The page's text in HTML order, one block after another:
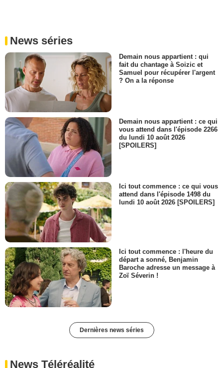
News séries
Demain nous appartient : qui
fait du chantage à Soizic et
Samuel pour récupérer l'argent
? On a la réponse
Demain nous appartient : ce qui
vous attend dans l'épisode 2266
du lundi 10 août 2026
[SPOILERS]
Ici tout commence : ce qui vous
attend dans l'épisode 1498 du
lundi 10 août 2026 [SPOILERS]
Ici tout commence : l'heure du
départ a sonné, Benjamin
Baroche adresse un message à
Zoï Séverin !
Dernières news séries
News Téléréalité